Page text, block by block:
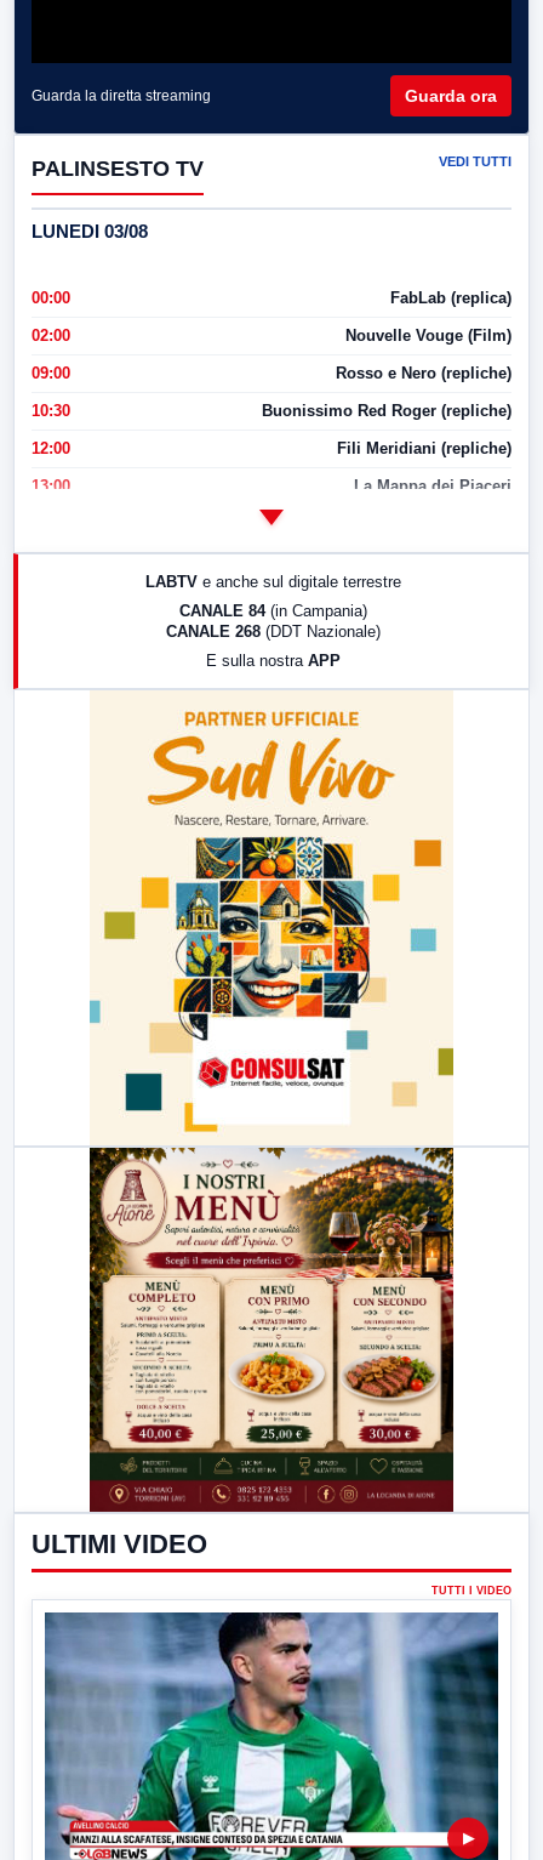
Guarda la diretta streaming Guarda ora
PALINSESTO TV VEDI TUTTI
LUNEDI 03/08
00:00 FabLab (replica)
02:00 Nouvelle Vouge (Film)
09:00 Rosso e Nero (repliche)
10:30 Buonissimo Red Roger (repliche)
12:00 Fili Meridiani (repliche)
13:00 La Mappa dei Piaceri
LABTV e anche sul digitale terrestre
CANALE 84 (in Campania)
CANALE 268 (DDT Nazionale)
E sulla nostra APP
ULTIMI VIDEO
TUTTI I VIDEO
▶